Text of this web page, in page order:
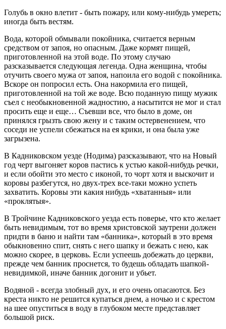
Голубь в окно влетит - быть пожару, или кому-нибудь умереть;
иногда быть вестям.
Вода, которой обмывали покойника, считается верным
средством от запоя, но опасным. Даже кормят пищей,
приготовленной на этой воде. По этому случаю
разсказывается следующая легенда. Одна женщина, чтобы
отучить своего мужа от запоя, напоила его водой с покойника.
Вскоре он попросил есть. Она накормила его пищей,
приготовленной на той же воде. Всю поданную пищу мужик
съел с необыкновенной жадностию, а насытится не мог и стал
просить еще и еще… Съевши все, что было в доме, он
принялся грызть свою жену и с таким остервенением, что
соседи не успели сбежаться на ея крики, и она была уже
загрызена.
В Кадниковском уезде (Нодима) разсказывают, что на Новый
год черт выгоняет коров пастись к устью какой-нибудь речки,
и если обойти это место с иконой, то чорт хотя и выскочит и
коровы разбегутся, но двух-трех все-таки можно успеть
захватить. Коровы эти какия нибудь «хватанныя» или
«проклятыя».
В Тройчине Кадниковского уезда есть поверье, что кто желает
быть невидимым, тот во время христовской заутрени должен
придти в баню и найти там «банника», который в это время
обыкновенно спит, снять с него шапку и бежать с нею, как
можно скорее, в церковь. Если успеешь добежать до церкви,
прежде чем банник проснется, то будешь обладать шапкой-
невидимкой, иначе банник догонит и убьет.
Водяной - всегда злобный дух, и его очень опасаются. Без
креста никто не решится купаться днем, а ночью и с крестом
на шее опуститься в воду в глубоком месте представляет
большой риск.